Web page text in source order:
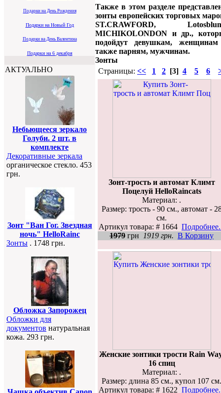
Подарки на День Рождения
Подарки на Новый Год
Подарки на День Валентина
Подарки на 6 декабря
АКТУАЛЬНО
Небьющееся зеркало
Голуби. 2 шт. в
комплекте
Декоративные зеркала
органическое стекло. 453
грн.
Зонт "Ван Гог. Звездная
ночь" HelloRainc
Зонты . 1748 грн.
Обложка Запорожец
Обложки для
документов натуральная
кожа. 293 грн.
Также в этом разделе
зонты европейских торговых
ST.CRAWFORD,
MICHIKOLONDON и др.,
подойдут девушкам,
также парням, мужчинам.
Зонты
Страницы: << 1 2 [3] 4 5 6
Зонт-трость и автомат Климт
Поцелуй HelloRaincats
Материал: .
Размер: трость - 90 см., автомат -
см.
Артикул товара: # 1664
1979 грн 1919 грн. В Корзину
Женские зонтики трости Rain
16 спиц
Материал: .
Размер: длина 85 см., купол 107 см.
Артикул товара: # 1622